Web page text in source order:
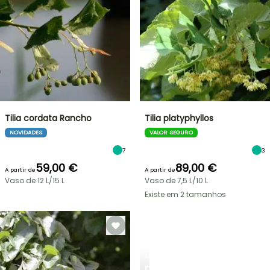
Tilia cordata Rancho
NOVIDADES
7
A partir de59,00 €
Vaso de 12 L/15 L
Tilia platyphyllos
VALOR SEGURO
3
A partir de89,00 €
Vaso de 7,5 L/10 L
Existe em 2 tamanhos